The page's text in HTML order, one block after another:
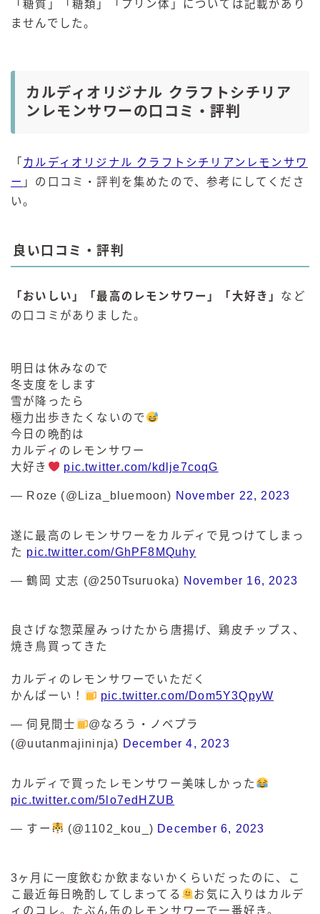
「糖質」「糖類」「プリン体」については記載があり
ませんでした。
カルディオリジナル クラフトシチリア
ンレモンサワーの口コミ・評判
「 カルディオリジナル クラフトシチリアンレモンサワ
ー 」の口コミ・評判を集めたので、参考にしてくださ
い。
良い口コミ・評判
「おいしい」「最高のレモンサワー」「大好き」 など
の口コミがありました。
明日は休みなので
冬支度をします
雪が降ったら
極力出歩きたくないので
今日の晩酌は
カルディのレモンサワー
大好き
pic.twitter.com/kdlje7coqG
— Roze (@Liza_bluemoon) November 22, 2023
遂に最高のレモンサワーをカルディで見つけてしまっ
た pic.twitter.com/GhPF8MQuhy
— 鶴岡 丈志 (@250Tsuruoka) November 16, 2023
良さげな惣菜屋みっけたから唐揚げ、鶏皮チップス、
焼き鳥買ってきた
カルディのレモンサワーでいただく
かんぱーい！
pic.twitter.com/Dom5Y3QpyW
— 伺見間士
@なろう・ノベプラ
(@uutanmajininja) December 4, 2023
カルディで買ったレモンサワー美味しかった
pic.twitter.com/5lo7edHZUB
— すー (@1102_kou_) December 6, 2023
3ヶ月に一度飲むか飲まないかくらいだったのに、こ
こ最近毎日晩酌してしまってる
お気に入りはカルデ
ィのコレ。たぶん缶のレモンサワーで一番好き。